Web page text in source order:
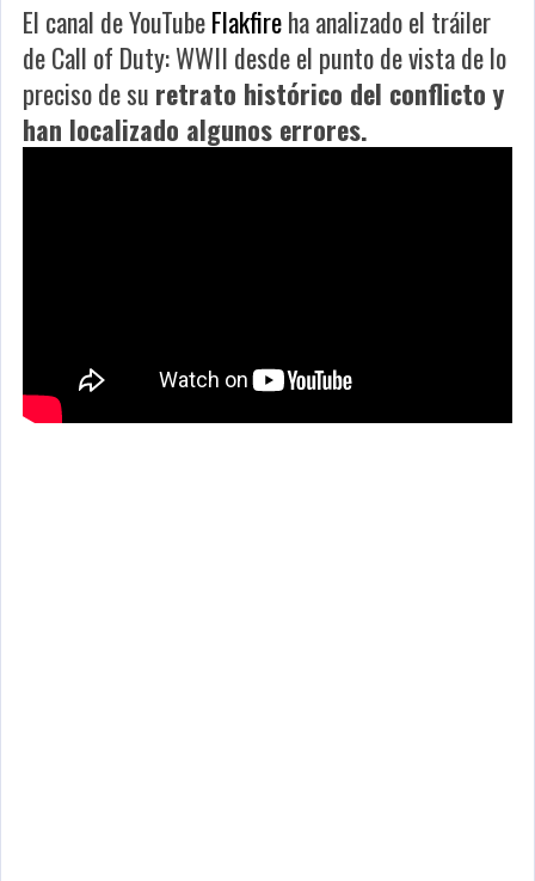
El canal de YouTubeFlakfireha analizado el tráiler
deCall of Duty: WWII desde el punto de vista de lo
preciso de su retrato histórico del conflicto y
han localizado algunos errores.